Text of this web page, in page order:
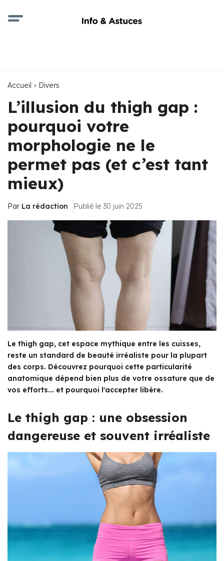
Accueil Divers
L’illusion du thigh gap :
pourquoi votre
morphologie ne le
permet pas (et c’est tant
mieux)
Par La rédaction Publié le 30 juin 2025
Le thigh gap, cet espace mythique entre les cuisses,
reste un standard de beauté irréaliste pour la plupart
des corps. Découvrez pourquoi cette particularité
anatomique dépend bien plus de votre ossature que de
vos efforts... et pourquoi l'accepter libère.
Le thigh gap : une obsession
dangereuse et souvent irréaliste